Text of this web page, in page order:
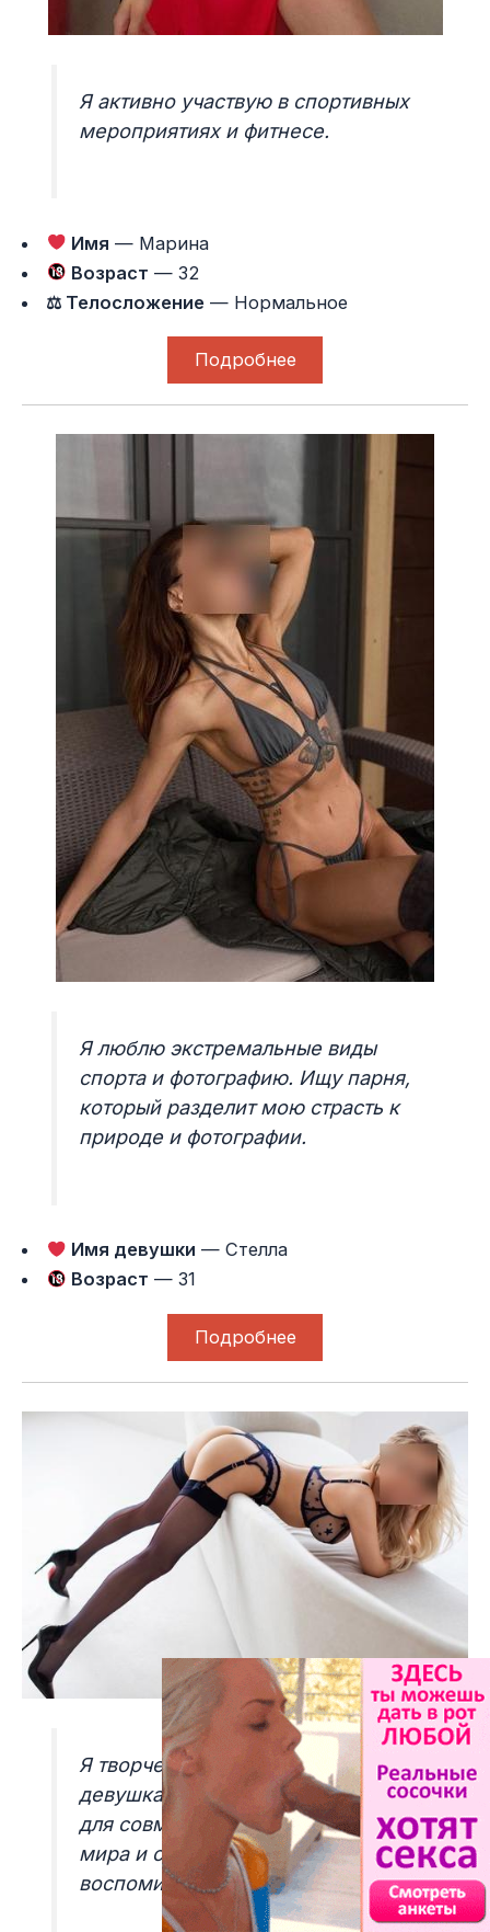
Я активно участвую в спортивных
мероприятиях и фитнесе.
Имя — Марина
Возраст — 32
⚖ Телосложение — Нормальное
Подробнее
Я люблю экстремальные виды
спорта и фотографию. Ищу парня,
который разделит мою страсть к
природе и фотографии.
Имя девушки — Стелла
Возраст — 31
Подробнее
Я творческая и энергичная
девушка, которая ищет мужчину
для совместного исследования
мира и создания незабываемых
воспоминаний.